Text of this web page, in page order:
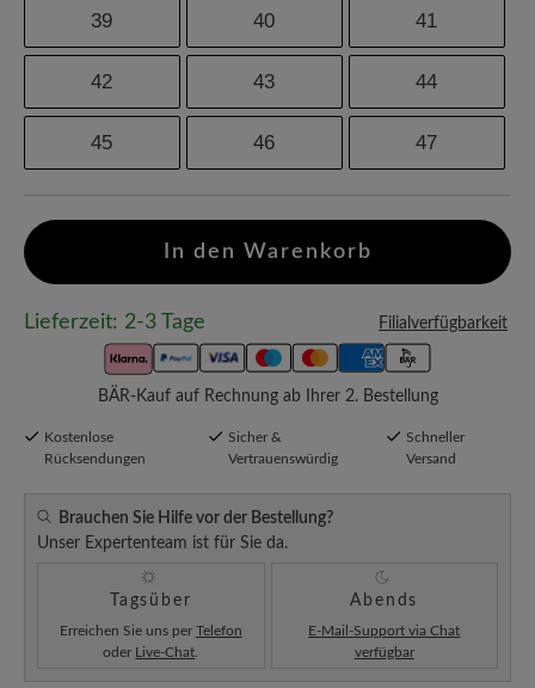
39 40 41
42 43 44
45 46 47
In den Warenkorb
Lieferzeit: 2-3 Tage Filialverfügbarkeit
BÄR-Kauf auf Rechnung ab Ihrer 2. Bestellung
Kostenlose
Rücksendungen
Sicher &
Vertrauenswürdig
Schneller
Versand
Brauchen Sie Hilfe vor der Bestellung?
Unser Expertenteam ist für Sie da.
Tagsüber
Erreichen Sie uns per Telefon
oder Live-Chat
Abends
E-Mail-Support via Chat
verfügbar